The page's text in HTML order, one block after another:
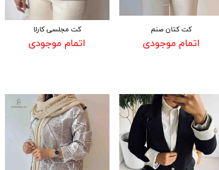
کت کتان صنم
اتمام موجودی
کت مجلسی کارلا
اتمام موجودی